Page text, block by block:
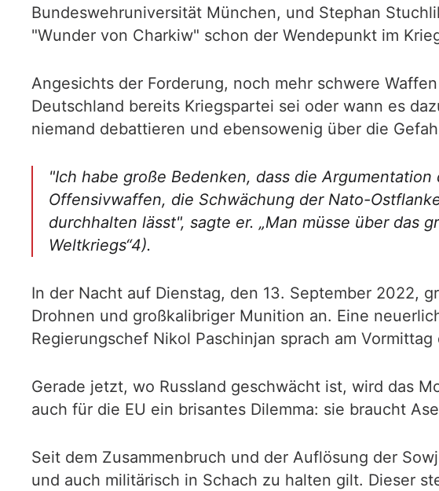
Bundeswehruniversität München, und Stephan
"Wunder von Charkiw" schon der Wendepunkt im
Angesichts der Forderung, noch mehr schwere
Deutschland bereits Kriegspartei sei oder wann es
niemand debattieren und ebensowenig über die
"Ich habe große Bedenken, dass die
Offensivwaffen, die Schwächung der Nato-
durchhalten lässt", sagte er. „Man müsse über das
Weltkriegs“4).
In der Nacht auf Dienstag, den 13. September 2022,
Drohnen und großkalibriger Munition an. Eine
Regierungschef Nikol Paschinjan sprach am
Gerade jetzt, wo Russland geschwächt ist, wird das
auch für die EU ein brisantes Dilemma: sie braucht
Seit dem Zusammenbruch und der Auflösung der
und auch militärisch in Schach zu halten gilt. Dieser